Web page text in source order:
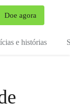
Doe agora
e histórias